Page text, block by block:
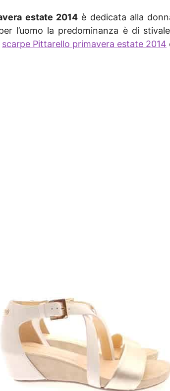
estate 2014è dedicata alla
l’uomo la predominanza è di
scarpe Pittarello primavera estate 2014